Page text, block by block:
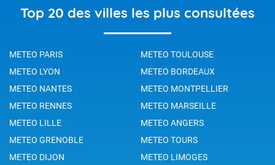
Top 20 des villes les plus consultées
METEO PARIS
METEO TOULOUSE
METEO LYON
METEO BORDEAUX
METEO NANTES
METEO MONTPELLIER
METEO RENNES
METEO MARSEILLE
METEO LILLE
METEO ANGERS
METEO GRENOBLE
METEO TOURS
METEO DIJON
METEO LIMOGES